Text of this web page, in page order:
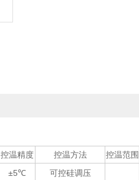
控温精度 控温方法 控温范围
±5℃ 可控硅调压